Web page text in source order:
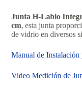
desde
0,00 €
hasta
Junta H-Labio
cm, esta junta
de vidrio en diversos
Manual de
Video Medición de